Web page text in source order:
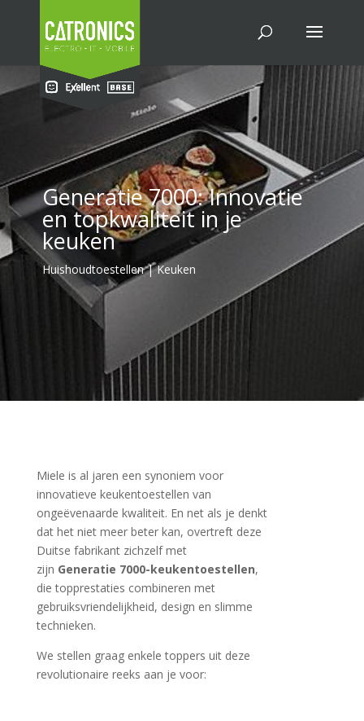
Generatie 7000: Innovatie
en topkwaliteit in je
keuken
Huishoudtoestellen | Keuken
Miele is al jaren een synoniem voor
innovatieve keukentoestellen van
ongeëvenaarde kwaliteit. En net als je denkt
dat het niet meer beter kan, overtreft deze
Duitse fabrikant zichzelf met
zijn Generatie 7000-keukentoestellen,
die topprestaties combineren met
gebruiksvriendelijkheid, design en slimme
technieken.
We stellen graag enkele toppers uit deze
revolutionaire reeks aan je voor: